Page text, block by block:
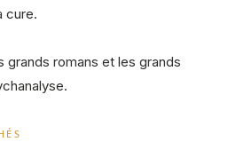
cure.
grands romans et les grands